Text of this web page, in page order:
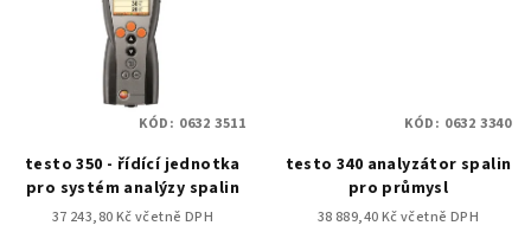
testo 350 - řídící jednotka
pro systém analýzy spalin
37 243,80 Kč včetně DPH
KÓD: 0632 3511
testo 340 analyzátor spalin
pro průmysl
38 889,40 Kč včetně DPH
KÓD: 0632 3340